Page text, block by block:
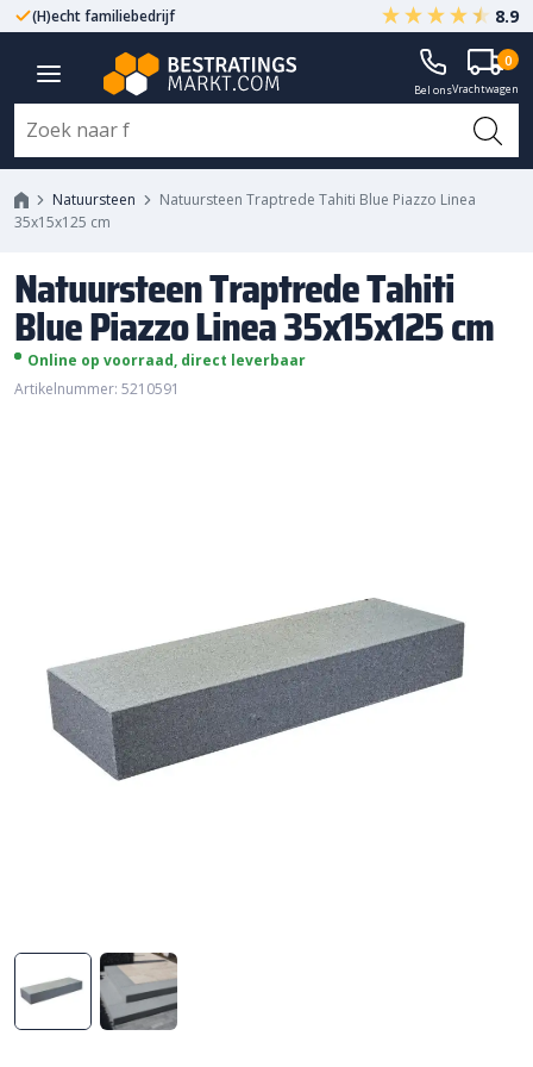
(H)echt familiebedrijf Gegarandeerd A-kwaliteit
8.9
Bel onsVrachtwagen
0
Natuursteen
Natuursteen Traptrede Tahiti Blue Piazzo Linea
35x15x125 cm
Natuursteen Traptrede Tahiti
Blue Piazzo Linea 35x15x125 cm
Online op voorraad, direct leverbaar
Artikelnummer: 5210591
Natuursteen Traptrede Tahiti Blue
Piazzo Linea 35x15x125 cm